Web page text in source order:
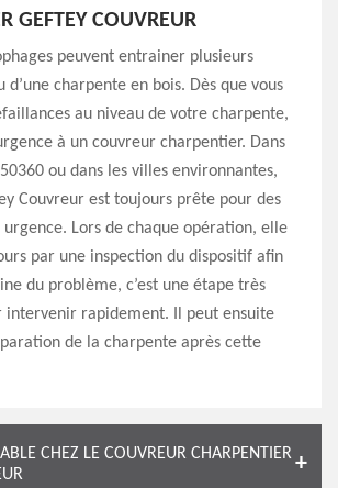
GEFTEY COUVREUR
peuvent entrainer plusieurs
d’une charpente en bois. Dès que vous
au niveau de votre charpente,
à un couvreur charpentier. Dans
ou dans les villes environnantes,
Couvreur est toujours prête pour des
Lors de chaque opération, elle
par une inspection du dispositif afin
du problème, c’est une étape très
intervenir rapidement. Il peut ensuite
de la charpente après cette
CHEZ LE COUVREUR CHARPENTIER